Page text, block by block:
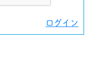
ログイン